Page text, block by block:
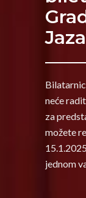
neće
za
možete
jednom